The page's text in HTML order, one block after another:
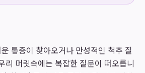
통증이 찾아오거나 만성적인 척추 질
리 머릿속에는 복잡한 질문이 떠오릅니